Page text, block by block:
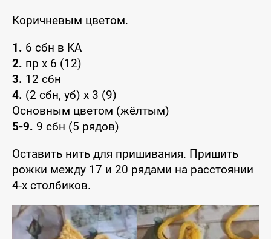
Коричневым цветом.
1. 6 сбн в КА
2. пр х 6 (12)
3. 12 сбн
4. (2 сбн, уб) х 3 (9)
Основным цветом (жёлтым)
5-9. 9 сбн (5 рядов)
Оставить нить для пришивания. Пришить
рожки между 17 и 20 рядами на расстоянии
4-х столбиков.